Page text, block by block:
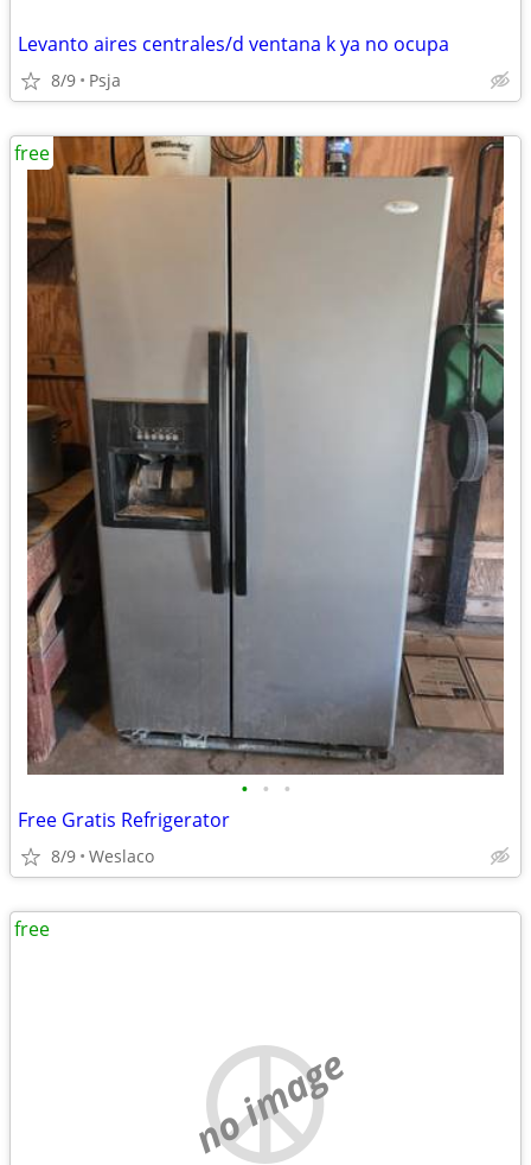
Levanto aires centrales/d ventana k ya no ocupa
8/9 Psja
• • •
Free Gratis Refrigerator
8/9 Weslaco
free
no image
free